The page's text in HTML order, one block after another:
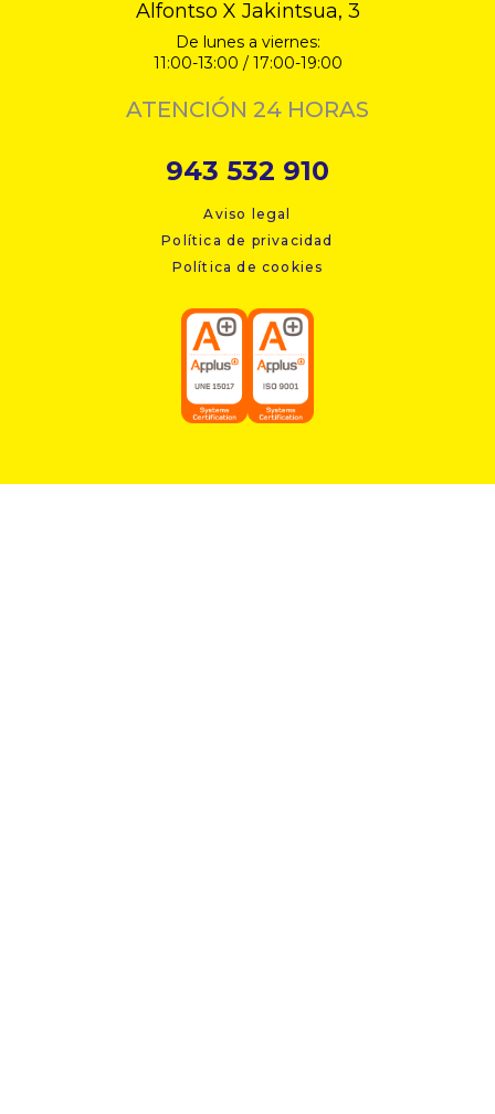
Alfontso X Jakintsua, 3
De lunes a viernes:
11:00-13:00 / 17:00-19:00
ATENCIÓN 24 HORAS
943 532 910
Aviso legal
Política de privacidad
Política de cookies